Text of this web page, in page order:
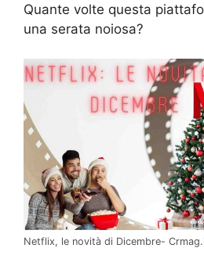
Quante volte questa
una serata noiosa?
Netflix, le novità di Dicembre-